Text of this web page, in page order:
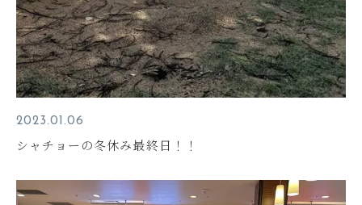
2023.01.06
シャチョーの冬休み最終日！！